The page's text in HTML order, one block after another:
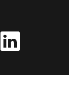
Share
LinkedIn